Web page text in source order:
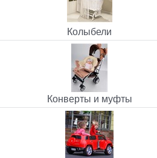
Колыбели
Конверты и муфты